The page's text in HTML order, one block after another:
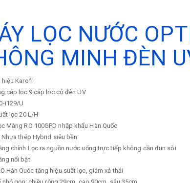
LỌC NƯỚC
MINH ĐÈN
hiệu Karofi
cấp lọc 9 cấp lọc có đèn UV
i129/U
lọc 20 L/H
Màng RO 100GPD nhập khẩu Hàn Quốc
Nhựa thép Hybrid siêu bền
chính Lọc ra nguồn nước uống trực tiếp không cần đun sôi
nổi bật
Hàn Quốc tăng hiệu suất lọc, giảm xả thải